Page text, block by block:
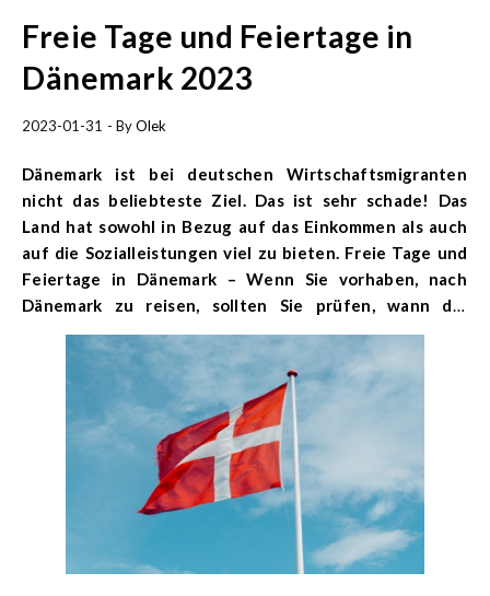
Freie Tage und Feiertage in
Dänemark 2023
2023-01-31 - ByOlek
Dänemark ist bei deutschen Wirtschaftsmigranten
nicht das beliebteste Ziel. Das ist sehr schade! Das
Land hat sowohl in Bezug auf das Einkommen als auch
auf die Sozialleistungen viel zu bieten. Freie Tage und
Feiertage in Dänemark
– Wenn Sie vorhaben, nach
Dänemark zu reisen, sollten Sie prüfen, wann die
Feiertage in Dänemark im Jahr 2023 fallen.